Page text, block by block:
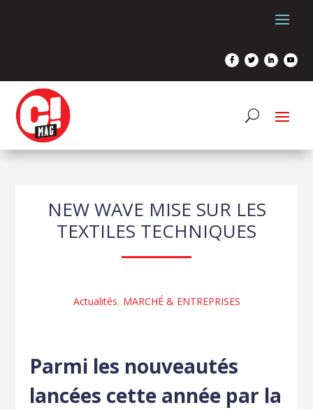
NEW WAVE MISE SUR LES
TEXTILES TECHNIQUES
Actualités, MARCHÉ & ENTREPRISES
Parmi les nouveautés
lancées cette année par la